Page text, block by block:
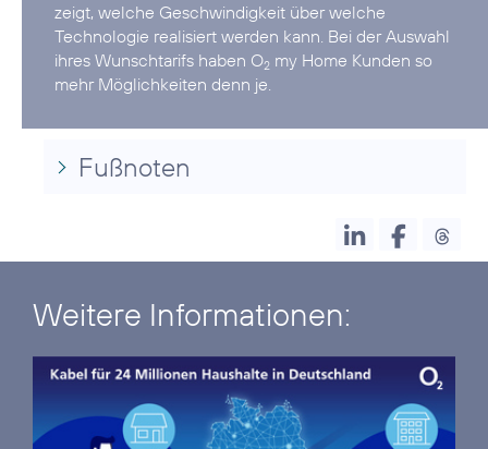
zeigt, welche Geschwindigkeit über welche
Technologie realisiert werden kann. Bei der Auswahl
ihres Wunschtarifs haben O2 my Home Kunden so
mehr Möglichkeiten denn je.
Fußnoten
Weitere Informationen: